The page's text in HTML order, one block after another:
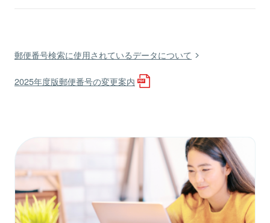
郵便番号検索に使用されているデータについて
2025年度版郵便番号の変更案内